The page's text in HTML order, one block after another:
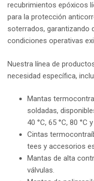
recubrimientos epóxicos
para la protección
soterrados, garantizando
condiciones operativas
Nuestra línea de
necesidad específica,
Mantas
soldadas,
40 °C, 65 °C, 80 °C
Cintas
tees y accesorios
Mantas de alta
válvulas.